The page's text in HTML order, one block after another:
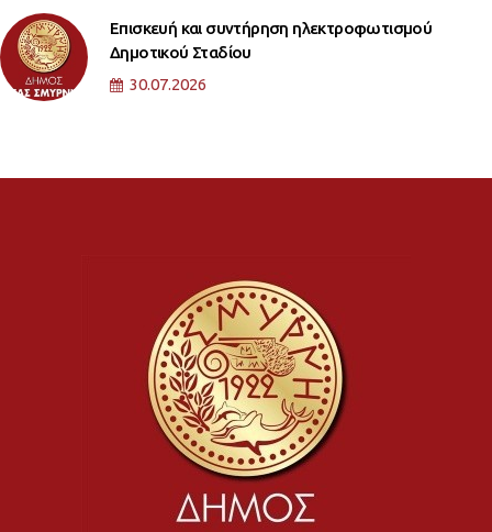
Επισκευή και συντήρηση ηλεκτροφωτισμού
Δημοτικού Σταδίου
30.07.2026